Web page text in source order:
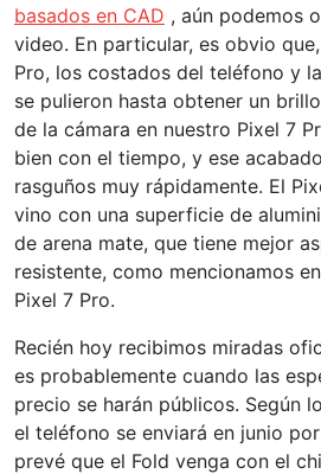
basados ​​en CAD , aún podemos
video. En particular, es obvio
Pro, los costados del teléfono y
se pulieron hasta obtener un
de la cámara en nuestro Pixel 7
bien con el tiempo, y ese
rasguños muy rápidamente. El
vino con una superficie de
de arena mate, que tiene mejor
resistente, como mencionamos
Pixel 7 Pro.
Recién hoy recibimos miradas
es probablemente cuando las
precio se harán públicos. Según
el teléfono se enviará en junio
prevé que el Fold venga con el